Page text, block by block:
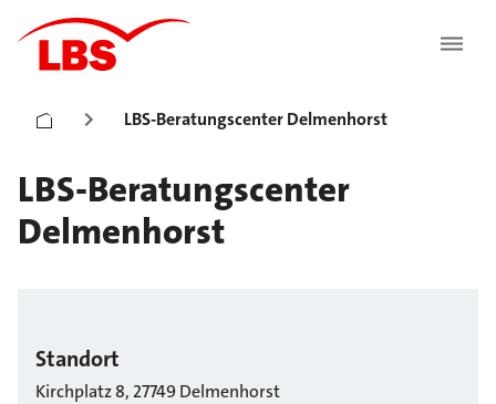
LBS-Beratungscenter Delmenhorst
LBS-Beratungscenter
Delmenhorst
Standort
Kirchplatz8, 27749Delmenhorst